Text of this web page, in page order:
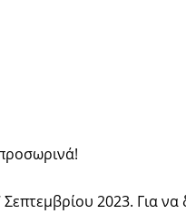
2023. Για να